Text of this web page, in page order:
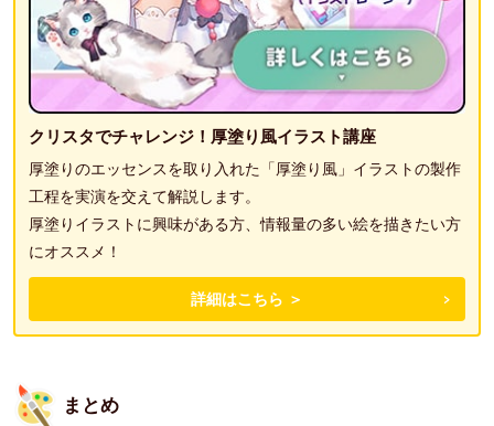
クリスタでチャレンジ！厚塗り風イラスト講座
厚塗りのエッセンスを取り入れた「厚塗り風」イラストの製作
工程を実演を交えて解説します。
厚塗りイラストに興味がある方、情報量の多い絵を描きたい方
にオススメ！
詳細はこちら ＞
まとめ